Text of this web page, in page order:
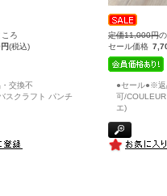
ろ
(税込)
交換不
スクラフト パンチ
定価11,000円
セール価格
●セール●※返
可/
エ)